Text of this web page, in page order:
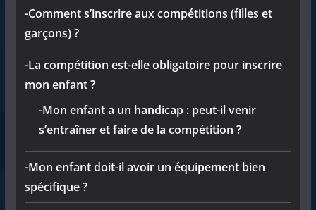
-Comment s’inscrire aux compétitions (filles et
garçons) ?
-La compétition est-elle obligatoire pour inscrire
mon enfant ?
-Mon enfant a un handicap : peut-il venir
s’entraîner et faire de la compétition ?
-Mon enfant doit-il avoir un équipement bien
spécifique ?